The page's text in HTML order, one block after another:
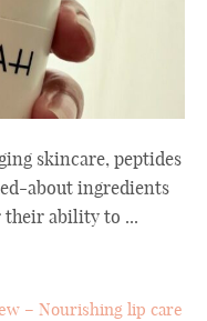
skincare, peptides
about ingredients
their ability to ...
– Nourishing lip care